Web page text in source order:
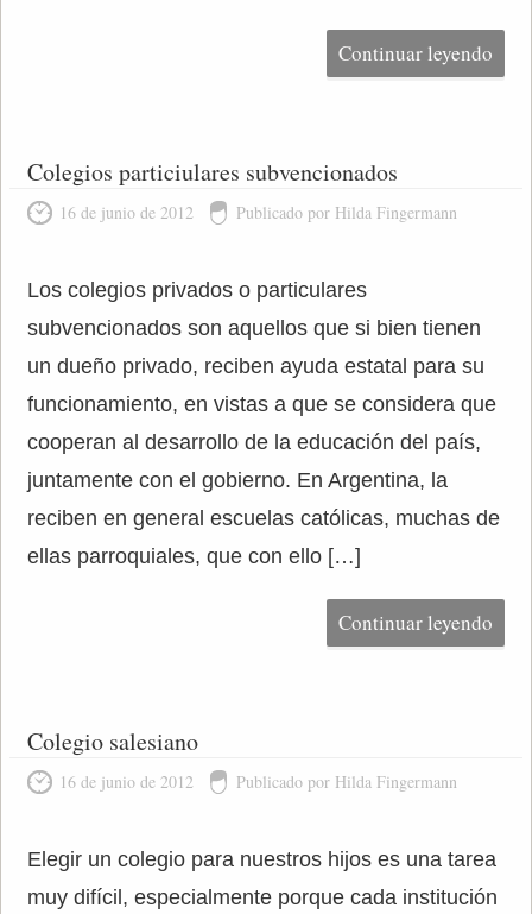
Continuar leyendo
Colegios particiulares subvencionados
16 de junio de 2012 Publicado por Hilda Fingermann
Los colegios privados o particulares
subvencionados son aquellos que si bien tienen
un dueño privado, reciben ayuda estatal para su
funcionamiento, en vistas a que se considera que
cooperan al desarrollo de la educación del país,
juntamente con el gobierno. En Argentina, la
reciben en general escuelas católicas, muchas de
ellas parroquiales, que con ello […]
Continuar leyendo
Colegio salesiano
16 de junio de 2012 Publicado por Hilda Fingermann
Elegir un colegio para nuestros hijos es una tarea
muy difícil, especialmente porque cada institución